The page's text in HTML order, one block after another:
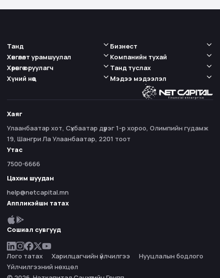
Танд
Хөнгөлөлт урамшуулал
Бизнест
Компанийн тухай
Хөрөнгө оруулагч
Хүний нөөц
Танд туслах
Мэдээ мэдээлэл
Хаяг
Улаанбаатар хот, Сүхбаатар дүүрэг 1-р хороо, Олимпийн гудамж
19, Шангри Ла Улаанбаатар, 2201 тоот
Утас
7500-6666
Цахим шуудан
help@netcapital.mn
Аппликэйшн татах
Сошиал сувгууд
Лого татах Харилцагчийн үйлчилгээ
Нууцлалын бодлого
Үйлчилгээний нөхцөл